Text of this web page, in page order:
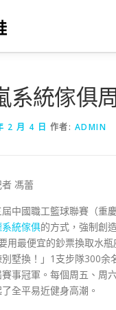
系統傢俱
2 月 4 日 作者: ADMIN
馮蕾
中國職工籃球聯賽（重
統傢俱的方式，強制創
用最便宜的鈔票換取水
墅換！」1支步隊300余
事冠軍。每個周五、周
全平易近健身高潮。